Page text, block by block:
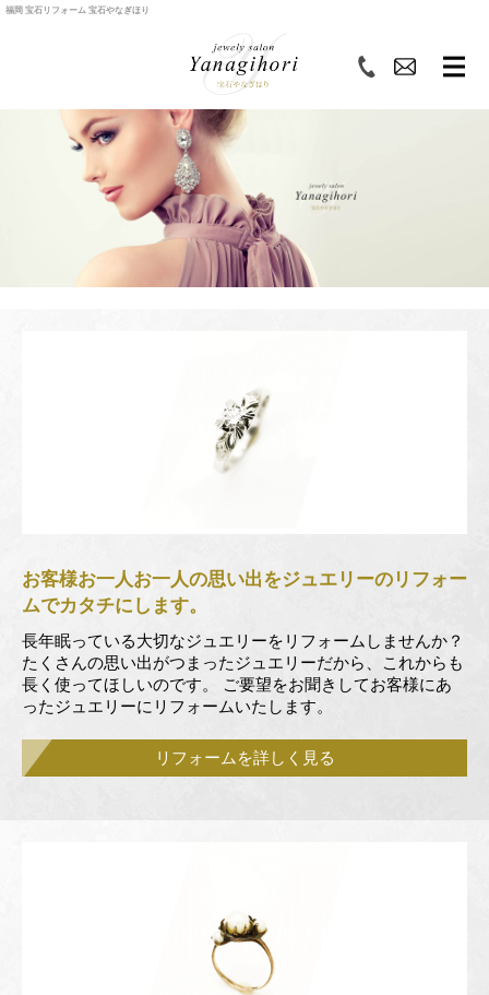
福岡 宝石リフォーム 宝石やなぎほり
お客様お一人お一人の思い出をジュエリーのリフォー
ムでカタチにします。
長年眠っている大切なジュエリーをリフォームしませんか？
たくさんの思い出がつまったジュエリーだから、これからも
長く使ってほしいのです。 ご要望をお聞きしてお客様にあ
ったジュエリーにリフォームいたします。
リフォームを詳しく見る